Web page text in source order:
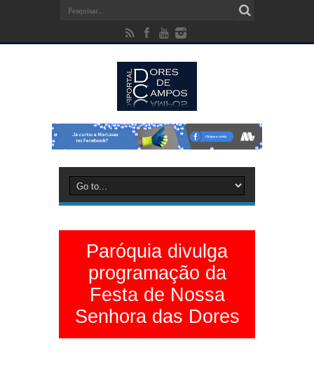
Paróquia divulga
programação da
Festa de Nossa
Senhora das Dores